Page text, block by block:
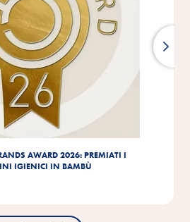
AWARD 2026: PREMIATI I
IGIENICI IN BAMBÙ